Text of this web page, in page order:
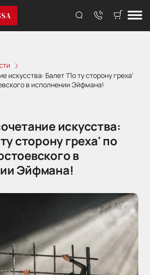
искусства: Балет 'По ту сторону греха'
в исполнении Эйфмана!
искусства:
сторону греха' по
в
Эйфмана!